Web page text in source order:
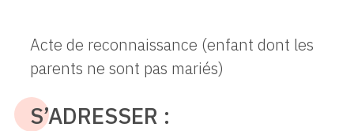
Acte de reconnaissance (enfant dont les
parents ne sont pas mariés)
S’ADRESSER :